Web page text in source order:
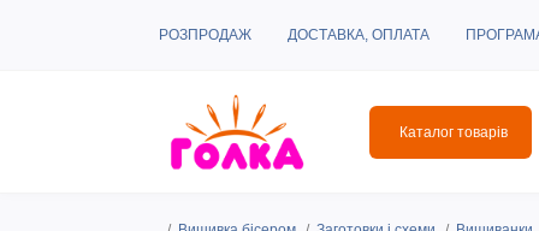
РОЗПРОДАЖ ДОСТАВКА, ОПЛАТА
Каталог товарів